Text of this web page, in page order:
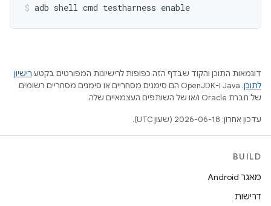
adb shell cmd testharness enable
דוגמאות התוכן והקוד שבדף הזה כפופות לרישיונות המפורטים בקטע רישיון
לתוכן
.‏ Java ו-OpenJDK הם סימנים מסחריים או סימנים מסחריים רשומים
של חברת Oracle ו/או של השותפים העצמאיים שלה.
עדכון אחרון: 2026-06-18 (שעון UTC).
BUILD
מאגר Android
דרישות